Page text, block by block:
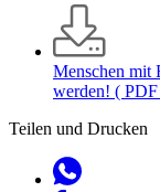
Menschen mit
werden! (
Teilen und Drucken